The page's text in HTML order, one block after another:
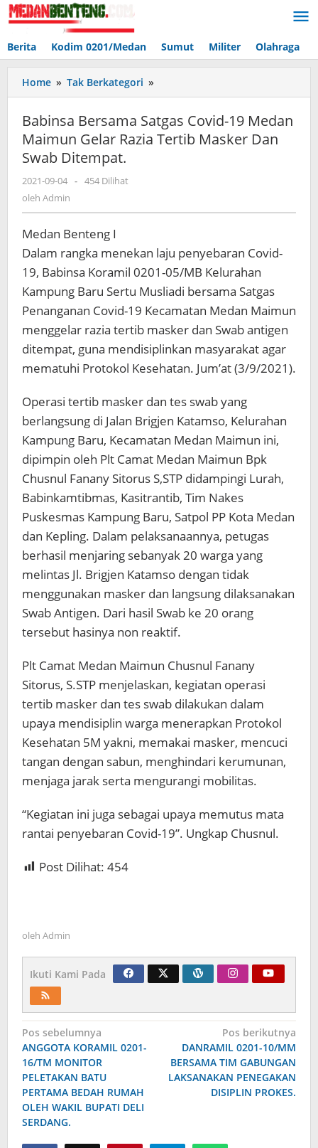
Lewati
ke
Berita Kodim 0201/Medan Sumut Militer Olahraga
Home » Tak Berkategori »
Bersama
Covid-
19
Tertib
Dan
Swab
Ditempat.
Babinsa Bersama Satgas Covid-19 Medan
Maimun Gelar Razia Tertib Masker Dan
Swab Ditempat.
2021-09-04 oleh
- 454 Dilihat
oleh Admin
Medan Benteng I
Dalam rangka menekan laju penyebaran Covid-
19, Babinsa Koramil 0201-05/MB Kelurahan
Kampung Baru Sertu Musliadi bersama Satgas
Penanganan Covid-19 Kecamatan Medan Maimun
menggelar razia tertib masker dan Swab antigen
ditempat, guna mendisiplinkan masyarakat agar
mematuhi Protokol Kesehatan. Jum’at (3/9/2021).
Operasi tertib masker dan tes swab yang
berlangsung di Jalan Brigjen Katamso, Kelurahan
Kampung Baru, Kecamatan Medan Maimun ini,
dipimpin oleh Plt Camat Medan Maimun Bpk
Chusnul Fanany Sitorus S,STP didampingi Lurah,
Babinkamtibmas, Kasitrantib, Tim Nakes
Puskesmas Kampung Baru, Satpol PP Kota Medan
dan Kepling. Dalam pelaksanaannya, petugas
berhasil menjaring sebanyak 20 warga yang
melintas Jl. Brigjen Katamso dengan tidak
menggunakan masker dan langsung dilaksanakan
Swab Antigen. Dari hasil Swab ke 20 orang
tersebut hasinya non reaktif.
Plt Camat Medan Maimun Chusnul Fanany
Sitorus, S.STP menjelaskan, kegiatan operasi
tertib masker dan tes swab dilakukan dalam
upaya mendisiplin warga menerapkan Protokol
Kesehatan 5M yakni, memakai masker, mencuci
tangan dengan sabun, menghindari kerumunan,
menjaga jarak serta mengurangi mobilitas.
“Kegiatan ini juga sebagai upaya memutus mata
rantai penyebaran Covid-19”. Ungkap Chusnul.
Post Dilihat: 454
oleh Admin
Ikuti Kami Pada
Navigasi
pos
Pos sebelumnya
ANGGOTA KORAMIL 0201-
16/TM MONITOR
PELETAKAN BATU
PERTAMA BEDAH RUMAH
OLEH WAKIL BUPATI DELI
SERDANG.
Pos berikutnya
DANRAMIL 0201-10/MM
BERSAMA TIM GABUNGAN
LAKSANAKAN PENEGAKAN
DISIPLIN PROKES.